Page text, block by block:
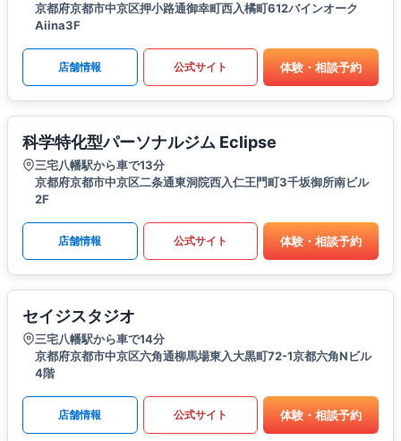
京都府京都市中京区押小路通御幸町西入橘町612バインオーク
Aiina3F
店舗情報 公式サイト 体験・相談予約
科学特化型パーソナルジム Eclipse
三宅八幡駅から車で13分
京都府京都市中京区二条通東洞院西入仁王門町3千坂御所南ビル
2F
店舗情報 公式サイト 体験・相談予約
セイジスタジオ
三宅八幡駅から車で14分
京都府京都市中京区六角通柳馬場東入大黒町72-1京都六角Nビル
4階
店舗情報 公式サイト 体験・相談予約